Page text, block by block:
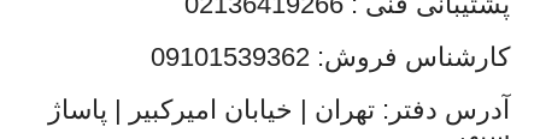
کارشناس فروش: 09101539362
آدرس دفتر: تهران | خیابان امیرکبیر | پاساژ